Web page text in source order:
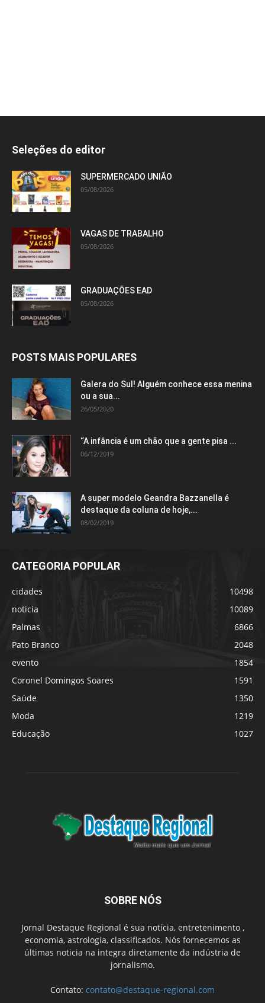
Seleções do editor
SUPERMERCADO UNIÃO
05/08/2026
VAGAS DE TRABALHO
05/08/2026
GRADUAÇÕES EAD
05/08/2026
POSTS MAIS POPULARES
Galera do Sul! Alguém conhece essa menina
ou a sua...
26/05/2020
“A infância é um chão que a gente pisa ...
06/12/2019
A super modelo Geandra Bazzanella é
destaque da coluna de hoje,...
08/02/2019
CATEGORIA POPULAR
cidades
10498
noticia
10089
Palmas
6866
Pato Branco
2048
evento
1854
Coronel Domingos Soares
1591
Saúde
1350
Moda
1219
Educação
1027
SOBRE NÓS
Jornal Destaque Regional é sua notícia, entretenimento ,
economia, astrologia, classificados. Nós fornecemos as
últimas noticia na integra diretamente da indústria de
jornalismo.
Contato: contato@destaque-regional.com